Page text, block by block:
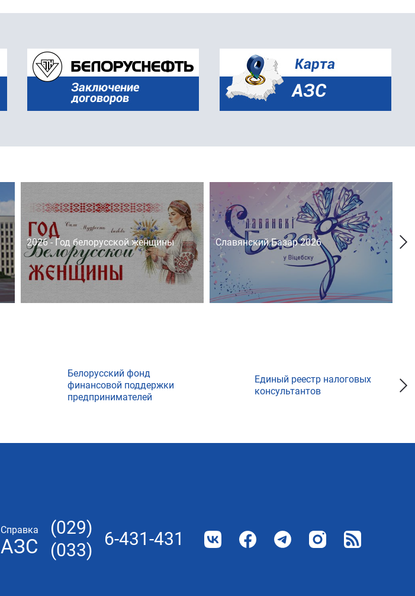
2026 - Год белорусской женщины Славянский Базар 2026
Белорусский фонд
финансовой поддержки
предпринимателей
Единый реестр налоговых
консультантов
Справка
АЗС
(029)
(033)
6-431-431